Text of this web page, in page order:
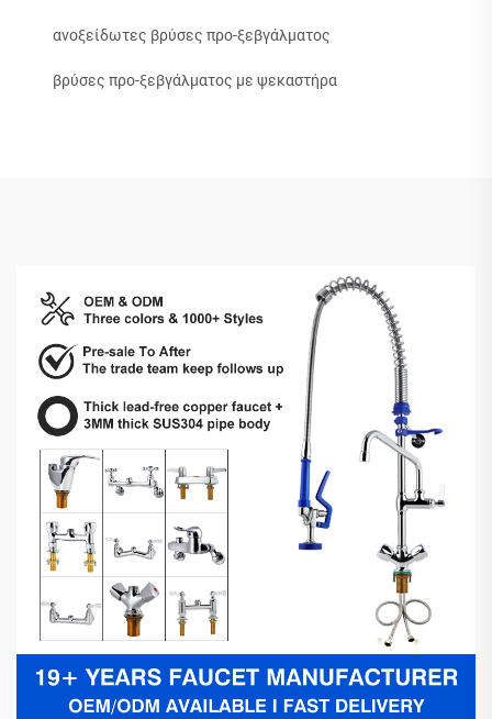
ανοξείδωτες βρύσες προ-ξεβγάλματος
βρύσες προ-ξεβγάλματος με ψεκαστήρα